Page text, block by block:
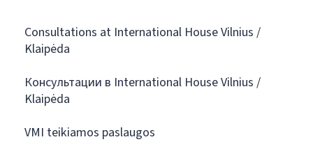
Consultations at International House Vilnius /
Klaipėda
Консультации в International House Vilnius /
Klaipėda
VMI teikiamos paslaugos